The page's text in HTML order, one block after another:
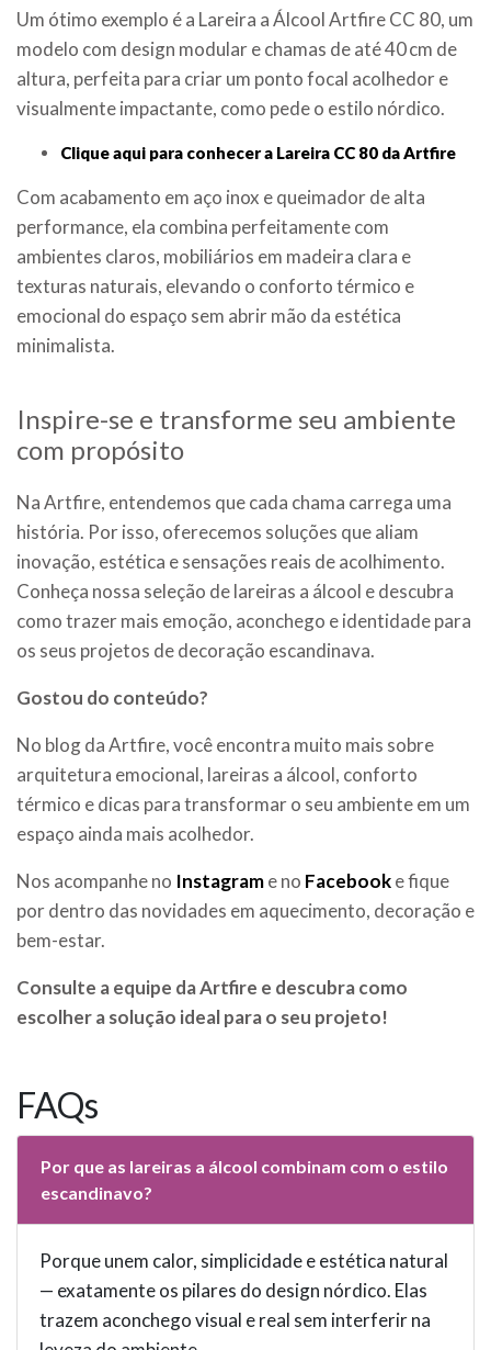
Um ótimo exemplo é a Lareira a Álcool Artfire CC 80, um
modelo com design modular e chamas de até 40 cm de
altura, perfeita para criar um ponto focal acolhedor e
visualmente impactante, como pede o estilo nórdico.
Clique aqui para conhecer a Lareira CC 80 da Artfire
Com acabamento em aço inox e queimador de alta
performance, ela combina perfeitamente com
ambientes claros, mobiliários em madeira clara e
texturas naturais, elevando o conforto térmico e
emocional do espaço sem abrir mão da estética
minimalista.
Inspire-se e transforme seu ambiente
com propósito
Na Artfire, entendemos que cada chama carrega uma
história. Por isso, oferecemos soluções que aliam
inovação, estética e sensações reais de acolhimento.
Conheça nossa seleção de lareiras a álcool e descubra
como trazer mais emoção, aconchego e identidade para
os seus projetos de decoração escandinava.
Gostou do conteúdo?
No blog da Artfire, você encontra muito mais sobre
arquitetura emocional, lareiras a álcool, conforto
térmico e dicas para transformar o seu ambiente em um
espaço ainda mais acolhedor.
Nos acompanhe no Instagrame no Facebooke fique
por dentro das novidades em aquecimento, decoração e
bem-estar.
Consulte a equipe da Artfire e descubra como
escolher a solução ideal para o seu projeto!
FAQs
Por que as lareiras a álcool combinam com o estilo
escandinavo?
Porque unem calor, simplicidade e estética natural
— exatamente os pilares do design nórdico. Elas
trazem aconchego visual e real sem interferir na